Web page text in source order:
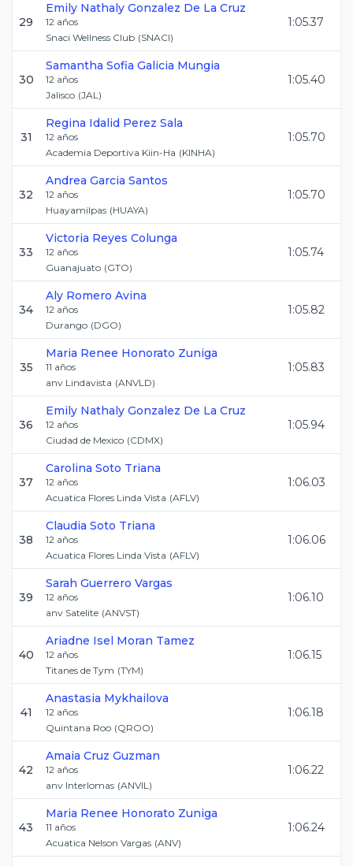
29
Emily Nathaly Gonzalez De La Cruz
12 años
Snaci Wellness Club (SNACI)
1:05.37
30
Samantha Sofia Galicia Mungia
12 años
Jalisco (JAL)
1:05.40
31
Regina Idalid Perez Sala
12 años
Academia Deportiva Kiin-Ha (KINHA)
1:05.70
32
Andrea Garcia Santos
12 años
Huayamilpas (HUAYA)
1:05.70
33
Victoria Reyes Colunga
12 años
Guanajuato (GTO)
1:05.74
34
Aly Romero Avina
12 años
Durango (DGO)
1:05.82
35
Maria Renee Honorato Zuniga
11 años
anv Lindavista (ANVLD)
1:05.83
36
Emily Nathaly Gonzalez De La Cruz
12 años
Ciudad de Mexico (CDMX)
1:05.94
37
Carolina Soto Triana
12 años
Acuatica Flores Linda Vista (AFLV)
1:06.03
38
Claudia Soto Triana
12 años
Acuatica Flores Linda Vista (AFLV)
1:06.06
39
Sarah Guerrero Vargas
12 años
anv Satelite (ANVST)
1:06.10
40
Ariadne Isel Moran Tamez
12 años
Titanes de Tym (TYM)
1:06.15
41
Anastasia Mykhailova
12 años
Quintana Roo (QROO)
1:06.18
42
Amaia Cruz Guzman
12 años
anv Interlomas (ANVIL)
1:06.22
43
Maria Renee Honorato Zuniga
11 años
Acuatica Nelson Vargas (ANV)
1:06.24